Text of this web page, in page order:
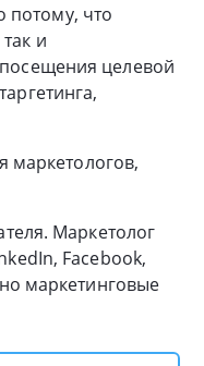
потому, что
и
целевой
маркетологов,
Маркетолог
Facebook,
маркетинговые